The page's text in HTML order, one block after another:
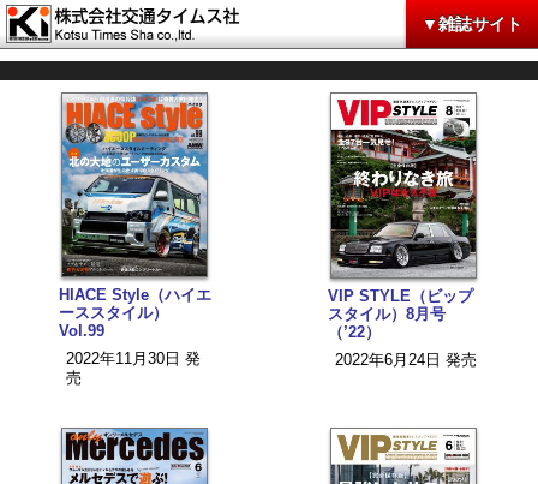
▼雑誌サイト
HIACE Style（ハイエ
ーススタイル）
Vol.99
2022年11月30日 発
売
VIP STYLE（ビップ
スタイル）8月号
（’22）
2022年6月24日 発売